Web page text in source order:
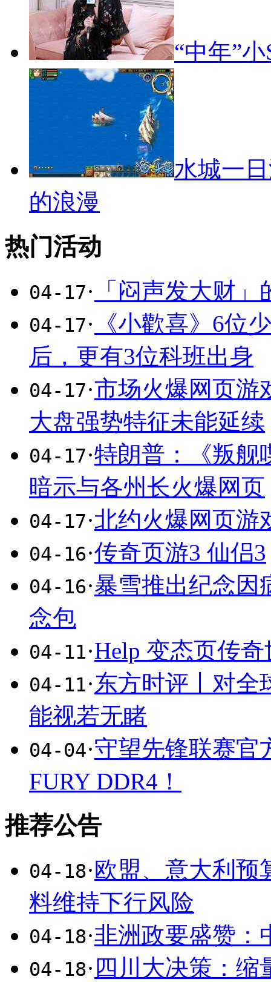
“中年”
水城一
的浪漫
热门活动
04-17· 「闷声发大财
04-17· 《小歡喜》6位
后，更有3位科班出身
04-17·市场火爆网页游
大盘强势特征未能延续
04-17·特朗普：《叛舰
暗示与各州长火爆网页
04-17·北约火爆网页游
04-16·传奇页游3 仙侣3
04-16·暴雪推出纪念因
念包
04-11·Help 变态页传奇
04-11·东方时评丨对全
能视若无睹
04-04·守望先锋联赛官
FURY DDR4！
推荐公告
04-18·欧盟、意大利预
料维持下行风险
04-18·非洲政要盛赞：
04-18· 四川大决策：缩